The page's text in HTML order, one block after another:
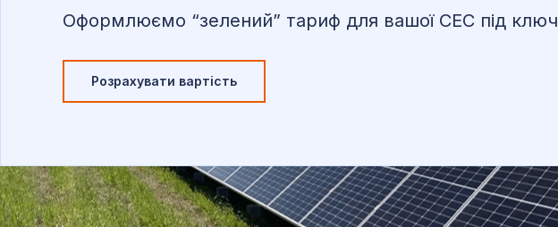
Оформлюємо “зелений” тариф для вашої СЕС під ключ
Розрахувати вартість